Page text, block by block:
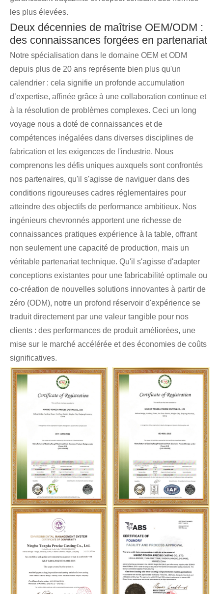
les plus élevées.
Deux décennies de maîtrise OEM/ODM :
des connaissances forgées en partenariat
Notre spécialisation dans le domaine OEM et ODM
depuis plus de 20 ans représente bien plus qu'un
calendrier : cela signifie un profonde accumulation
d’expertise, affinée grâce à une collaboration continue et
à la résolution de problèmes complexes. Ceci un long
voyage nous a doté de connaissances et de
compétences inégalées dans diverses disciplines de
fabrication et les exigences de l'industrie. Nous
comprenons les défis uniques auxquels sont confrontés
nos partenaires, qu'il s'agisse de naviguer dans des
conditions rigoureuses cadres réglementaires pour
atteindre des objectifs de performance ambitieux. Nos
ingénieurs chevronnés apportent une richesse de
connaissances pratiques expérience à la table, offrant
non seulement une capacité de production, mais un
véritable partenariat technique. Qu'il s'agisse d'adapter
conceptions existantes pour une fabricabilité optimale ou
co-création de nouvelles solutions innovantes à partir de
zéro (ODM), notre un profond réservoir d'expérience se
traduit directement par une valeur tangible pour nos
clients : des performances de produit améliorées, une
mise sur le marché accélérée et des économies de coûts
significatives.
IATF 16949 OIN 9001